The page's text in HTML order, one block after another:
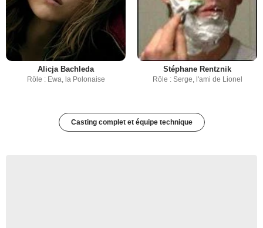
Alicja Bachleda
Rôle : Ewa, la Polonaise
Stéphane Rentznik
Rôle : Serge, l'ami de Lionel
Casting complet et équipe technique